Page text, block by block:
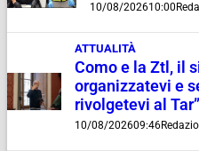
10/08/202610:00
ATTUALITÀ
Como e la Ztl, il
organizzatevi e
rivolgetevi al Tar”
10/08/202609:46